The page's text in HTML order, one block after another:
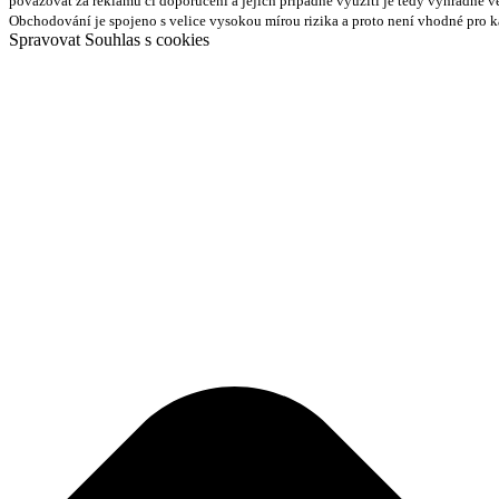
Obchodování je spojeno s velice vysokou mírou rizika a proto není vhodné pro
Spravovat Souhlas s cookies